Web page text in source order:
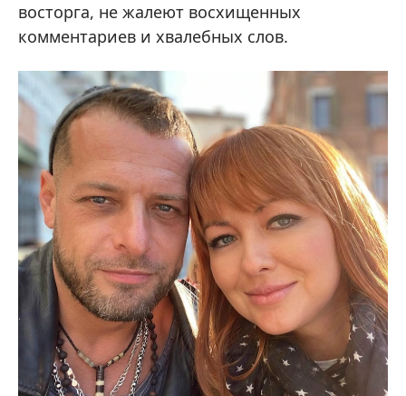
восторга, не жалеют восхищенных
комментариев и хвалебных слов.